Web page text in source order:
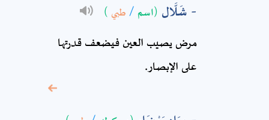
شَلَّال (اسم / طبي )
مرض يصيب العين فيضعف قدرتها
على الإبصار‏.